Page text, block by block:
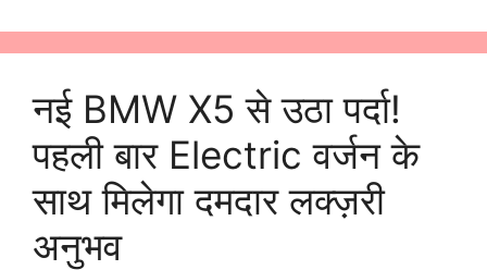
नई BMW X5 से उठा पर्दा!
पहली बार Electric वर्जन के
साथ मिलेगा दमदार लक्ज़री
अनुभव